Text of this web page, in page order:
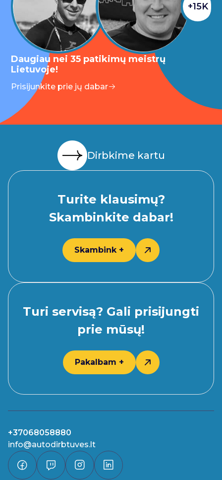
+15K
Daugiau nei 35 patikimų meistrų
Lietuvoje!
Prisijunkite prie jų dabar
Dirbkime kartu
Turite klausimų?
Skambinkite dabar!
Skambink +
Turi servisą? Gali prisijungti
prie mūsų!
Pakalbam +
+37068058880
info@autodirbtuves.lt